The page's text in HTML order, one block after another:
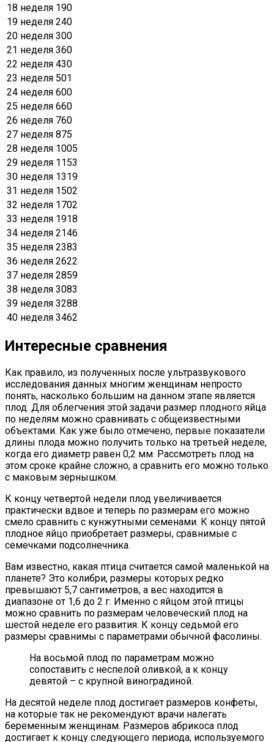
18 неделя 190
19 неделя 240
20 неделя 300
21 неделя 360
22 неделя 430
23 неделя 501
24 неделя 600
25 неделя 660
26 неделя 760
27 неделя 875
28 неделя 1005
29 неделя 1153
30 неделя 1319
31 неделя 1502
32 неделя 1702
33 неделя 1918
34 неделя 2146
35 неделя 2383
36 неделя 2622
37 неделя 2859
38 неделя 3083
39 неделя 3288
40 неделя 3462
Интересные сравнения
Как правило, из полученных после ультразвукового
исследования данных многим женщинам непросто
понять, насколько большим на данном этапе является
плод. Для облегчения этой задачи размер плодного яйца
по неделям можно сравнивать с общеизвестными
объектами. Как уже было отмечено, первые показатели
длины плода можно получить только на третьей неделе,
когда его диаметр равен 0,2 мм. Рассмотреть плод на
этом сроке крайне сложно, а сравнить его можно только
с маковым зернышком.
К концу четвертой недели плод увеличивается
практически вдвое и теперь по размерам его можно
смело сравнить с кунжутными семенами. К концу пятой
плодное яйцо приобретает размеры, сравнимые с
семечками подсолнечника.
Вам известно, какая птица считается самой маленькой на
планете? Это колибри, размеры которых редко
превышают 5,7 сантиметров, а вес находится в
диапазоне от 1,6 до 2 г. Именно с яйцом этой птицы
можно сравнить по размерам человеческий плод на
шестой неделе его развития. К концу седьмой его
размеры сравнимы с параметрами обычной фасолины.
На восьмой плод по параметрам можно
сопоставить с неспелой оливкой, а к концу
девятой – с крупной виноградиной.
На десятой неделе плод достигает размеров конфеты,
на которые так не рекомендуют врачи налегать
беременным женщинам. Размеров абрикоса плод
достигает к концу следующего периода, используемого